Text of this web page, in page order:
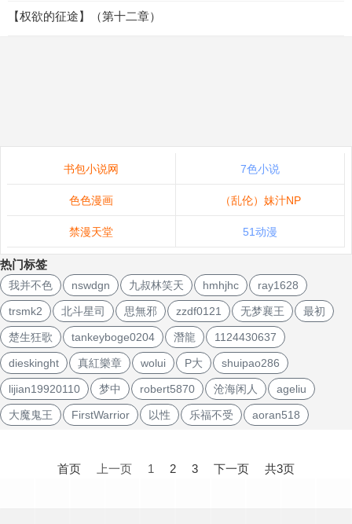
【权欲的征途】（第十二章）
书包小说网 7色小说
色色漫画 （乱伦）妹汁NP
禁漫天堂 51动漫
热门标签
我并不色 nswdgn 九叔林笑天 hmhjhc ray1628
trsmk2 北斗星司 思無邪 zzdf0121 无梦襄王 最初
楚生狂歌 tankeyboge0204 潛龍 1124430637
dieskinght 真紅樂章 wolui P大 shuipao286
lijian19920110 梦中 robert5870 沧海闲人 ageliu
大魔鬼王 FirstWarrior 以性 乐福不受 aoran518
首页 上一页 1 2 3 下一页 共3页